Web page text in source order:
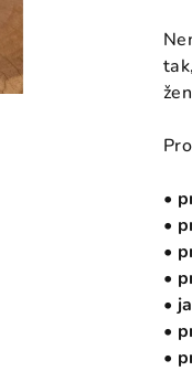
•
•
•
•
•
•
•